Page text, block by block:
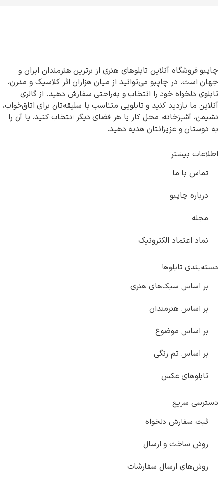
چاپبو فروشگاه آنلاین تابلوهای هنری از برترین هنرمندان ایران و
جهان است. در چاپبو می‌توانید از میان هزاران اثر کلاسیک و مدرن،
تابلوی دلخواه خود را انتخاب و به‌راحتی سفارش دهید. از گالری
آنلاین ما بازدید کنید و تابلویی متناسب با سلیقه‌تان برای اتاق‌خواب،
نشیمن، آشپزخانه، محل کار یا هر فضای دیگر انتخاب کنید، یا آن را
به دوستان و عزیزانتان هدیه دهید.
اطلاعات بیشتر
تماس با ما
درباره چاپبو
مجله
نماد اعتماد الکترونیک
دسته‌بندی تابلوها
بر اساس سبک‌های هنری
بر اساس هنرمندان
بر اساس موضوع
بر اساس تم رنگی
تابلوهای عکس
دسترسی سریع
ثبت سفارش دلخواه
روش ساخت و ارسال
روش‌های ارسال سفارشات